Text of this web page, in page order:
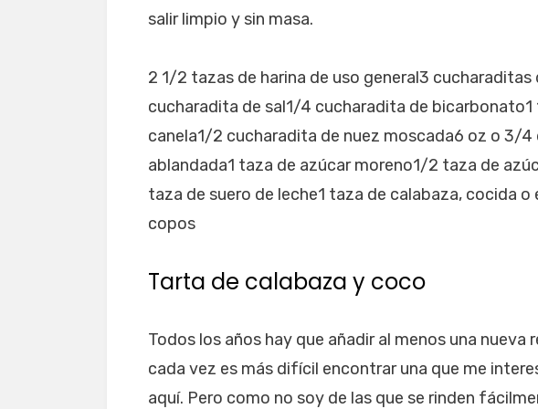
salir limpio y sin masa.
2 1/2 tazas de harina de uso general3
cucharadita de sal1/4 cucharadita de
canela1/2 cucharadita de nuez moscada6 oz o 3/
ablandada1 taza de azúcar moreno1/2 taza de
taza de suero de leche1 taza de calabaza, cocida
copos
Tarta de calabaza y coco
Todos los años hay que añadir al menos una nueva
cada vez es más difícil encontrar una que me
aquí. Pero como no soy de las que se rinden